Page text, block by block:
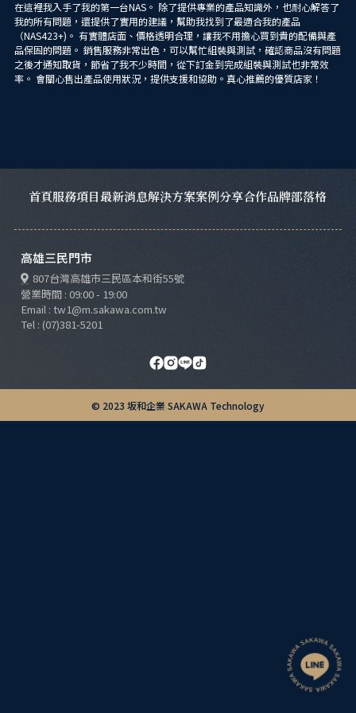
單
在這裡我入手了我的第一台NAS。 除了提供專業的產品知識外，也耐心解答了
我的所有問題，還提供了實用的建議，幫助我找到了最適合我的產品
（NAS423+)。 有實體店面、價格透明合理，讓我不用擔心買到貴的配備與產
品保固的問題。 銷售服務非常出色，可以幫忙組裝與測試，確認商品沒有問題
之後才通知取貨，節省了我不少時間，從下訂金到完成組裝與測試也非常效
率。 會關心售出產品使用狀況，提供支援和協助。真心推薦的優質店家！
合作品牌
最新消息
服務項目 案例分享
解決方案 部落格
首頁
高雄三民門市
807台灣高雄市三民區本和街55號
營業時間 : 09:00 - 19:00
Email : tw1@m.sakawa.com.tw
Tel : (07)381-5201
© 2023 坂和企業 SAKAWA Technology